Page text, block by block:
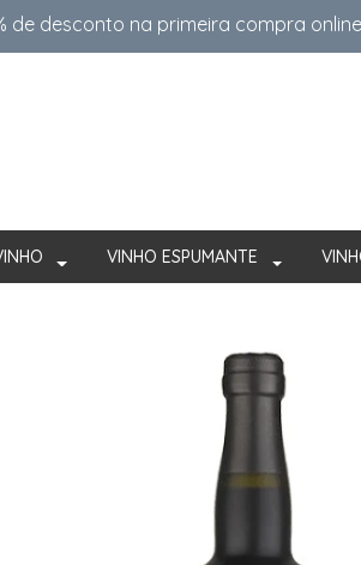
de desconto na primeira compra
VINHO ESPUMANTE